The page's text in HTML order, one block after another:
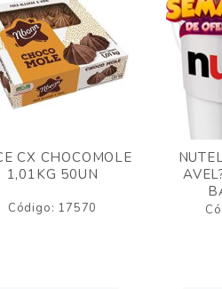
CX CHOCOMOLE
1,01KG 50UN
Código: 17570